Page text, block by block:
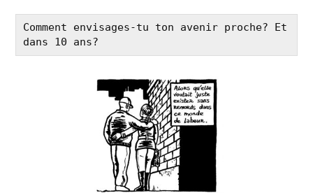
Comment envisages-tu ton avenir proche? Et
dans 10 ans?